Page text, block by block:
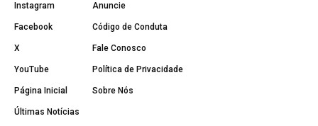
Instagram
Facebook
X
YouTube
Página Inicial
Últimas Notícias
Anuncie
Código de Conduta
Fale Conosco
Política de Privacidade
Sobre Nós